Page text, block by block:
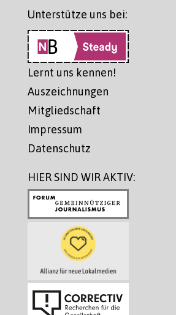
Unterstütze uns bei:
Lernt uns kennen!
Auszeichnungen
Mitgliedschaft
Impressum
Datenschutz
HIER SIND WIR AKTIV: